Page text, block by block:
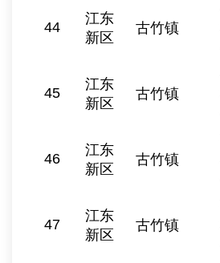
44
江东
新区
古竹镇
45
江东
新区
古竹镇
46
江东
新区
古竹镇
47
江东
新区
古竹镇